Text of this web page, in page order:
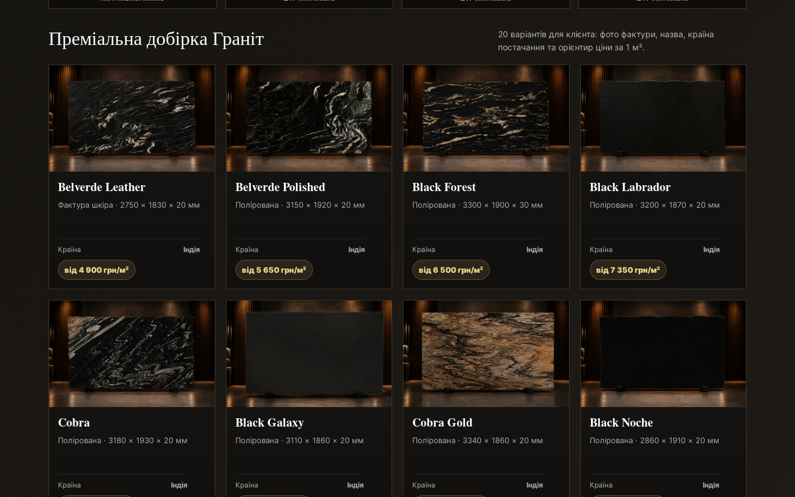
Преміальна добірка Граніт
20 варіантів для клієнта: фото фактури, назва, країна
постачання та орієнтир ціни за 1 м².
Belverde Leather
Фактура шкіра · 2750 × 1830 × 20 мм
Країна Індія
від 4 900 грн/м²
Belverde Polished
Полірована · 3150 × 1920 × 20 мм
Країна Індія
від 5 650 грн/м²
Black Forest
Полірована · 3300 × 1900 × 30 мм
Країна Індія
від 6 500 грн/м²
Black Labrador
Полірована · 3200 × 1870 × 20 мм
Країна Індія
від 7 350 грн/м²
Cobra
Полірована · 3180 × 1930 × 20 мм
Країна Індія
Black Galaxy
Полірована · 3110 × 1860 × 20 мм
Країна Індія
Cobra Gold
Полірована · 3340 × 1860 × 20 мм
Країна Індія
Black Noche
Полірована · 2860 × 1910 × 20 мм
Країна Індія